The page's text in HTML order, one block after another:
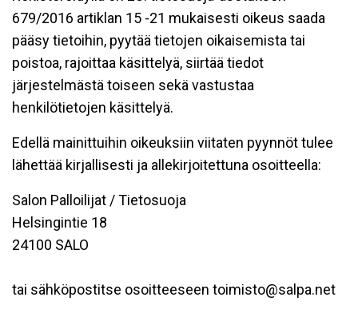
679/2016 artiklan 15 -21 mukaisesti oikeus saada
pääsy tietoihin, pyytää tietojen oikaisemista tai
poistoa, rajoittaa käsittelyä, siirtää tiedot
järjestelmästä toiseen sekä vastustaa
henkilötietojen käsittelyä.
Edellä mainittuihin oikeuksiin viitaten pyynnöt tulee
lähettää kirjallisesti ja allekirjoitettuna osoitteella:
Salon Palloilijat / Tietosuoja
Helsingintie 18
24100 SALO
tai sähköpostitse osoitteeseen toimisto@salpa.net